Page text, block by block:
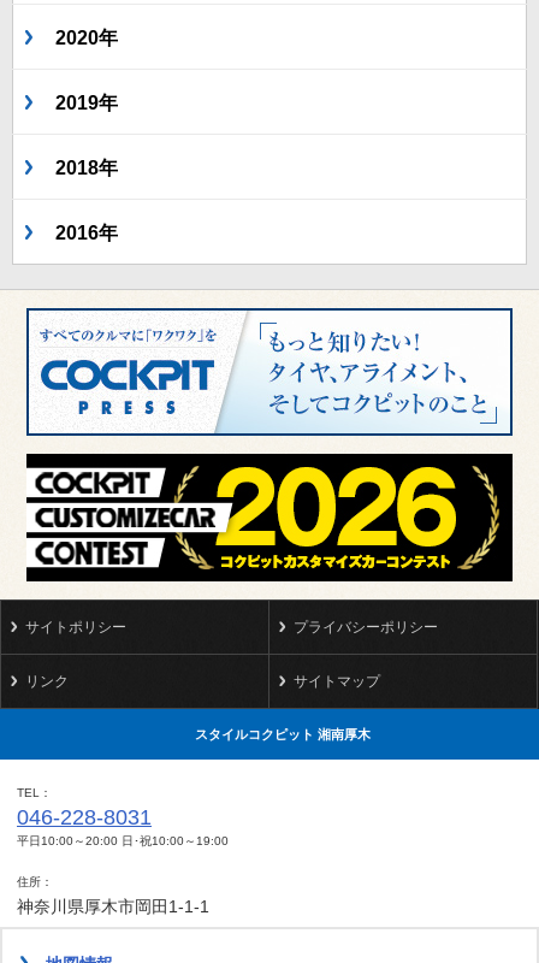
2020年
2019年
2018年
2016年
サイトポリシー プライバシーポリシー
リンク サイトマップ
スタイルコクピット 湘南厚木
TEL
046-228-8031
平日10:00～20:00 日･祝10:00～19:00
住所
神奈川県厚木市岡田1-1-1